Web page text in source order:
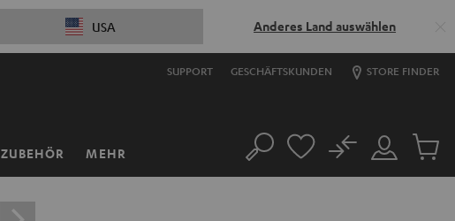
USA Anderes Land auswählen
SUPPORT GESCHÄFTSKUNDEN STORE FINDER
ZUBEHÖR MEHR Suche
Mein
Konto
No
Artikel